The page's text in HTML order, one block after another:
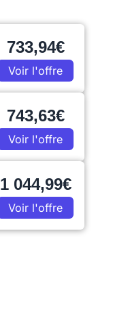
733,94€
Voir l'offre
743,63€
Voir l'offre
1 044,99€
Voir l'offre